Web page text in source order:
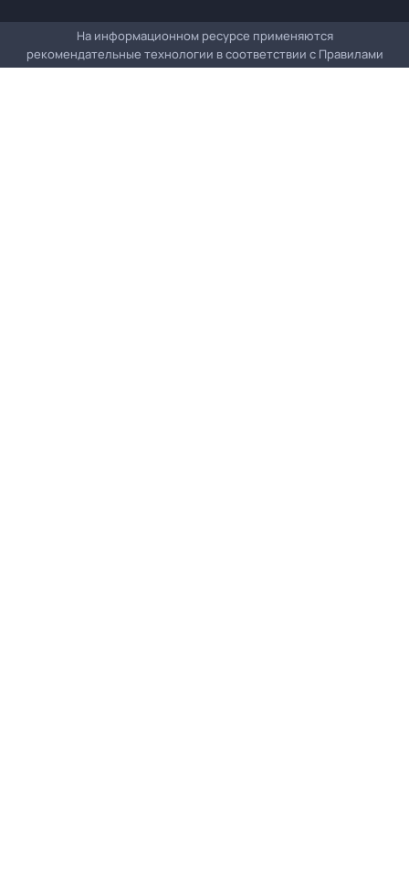
На информационном ресурсе применяются
рекомендательные технологии в соответствии с Правилами